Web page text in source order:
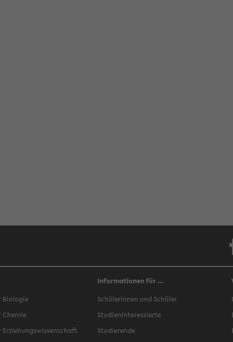
Biologie
Informationen für ...
Schülerinnen und Schüler
Studieninteressierte
Studierende